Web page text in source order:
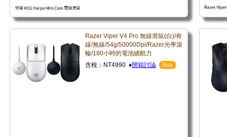
Razer Viper V4 Pro 無線滑鼠(白)/有
線/無線/54g/50000Dpi/Razer光學滾
輪/180小時的電池續航力
含稅：NT4990 ♦開箱討論 Buy